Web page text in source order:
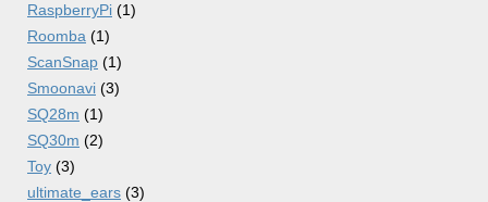
RaspberryPi (1)
Roomba (1)
ScanSnap (1)
Smoonavi (3)
SQ28m (1)
SQ30m (2)
Toy (3)
ultimate_ears (3)